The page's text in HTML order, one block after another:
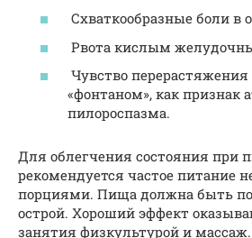
Схваткообразные боли в
Рвота кислым
Чувство
«фонтаном», как признак
пилороспазма.
Для облегчения состояния при
рекомендуется частое питание
порциями. Пища должна быть
острой. Хороший эффект
занятия физкультурой и